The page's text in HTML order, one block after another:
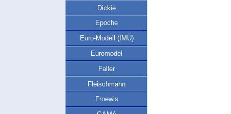
Dickie
Epoche
Euro-Modell (IMU)
Euromodel
Faller
Fleischmann
Froewis